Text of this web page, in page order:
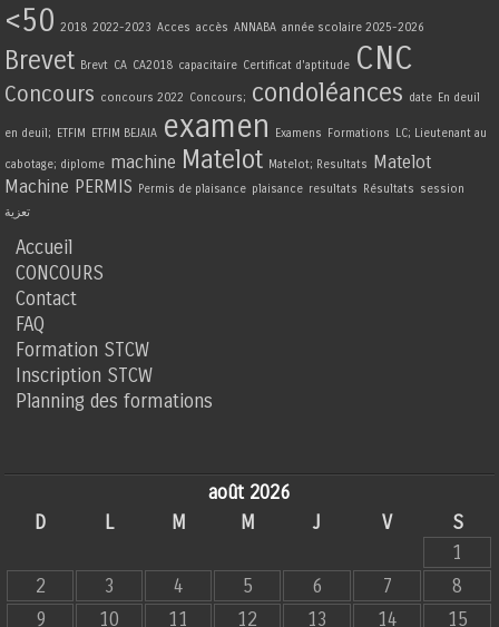
<50 2018 2022-2023 Acces accès ANNABA année scolaire 2025-2026
Brevet Brevt CA CA2018 capacitaire Certificat d'aptitude CNC
Concours concours 2022 Concours; condoléances date En deuil
en deuil; ETFIM ETFIM BEJAIA examen Examens Formations LC; Lieutenant au
cabotage; diplome machine Matelot Matelot; Resultats Matelot
Machine PERMIS Permis de plaisance plaisance resultats Résultats session
تعزية
Accueil
CONCOURS
Contact
FAQ
Formation STCW
Inscription STCW
Planning des formations
août 2026
D
L M M J V
S
1
2
3 4 5 6 7
8
9
10 11 12 13 14 15